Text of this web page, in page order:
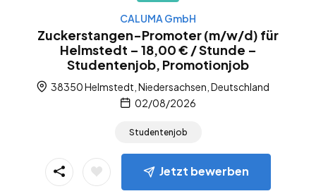
CALUMA GmbH
Zuckerstangen-Promoter (m/w/d) für
Helmstedt – 18,00 € / Stunde –
Studentenjob, Promotionjob
38350 Helmstedt, Niedersachsen, Deutschland
02/08/2026
Studentenjob
Jetzt bewerben